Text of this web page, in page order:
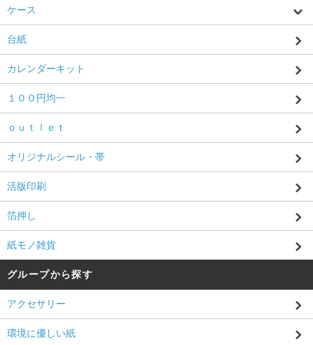
ケース
台紙
カレンダーキット
１００円均一
ｏｕｔｌｅｔ
オリジナルシール・帯
活版印刷
箔押し
紙モノ雑貨
グループから探す
アクセサリー
環境に優しい紙